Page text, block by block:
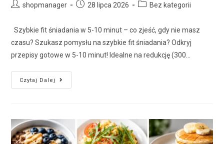
shopmanager 28 lipca 2026 Bez kategorii
Szybkie fit śniadania w 5-10 minut – co zjeść, gdy nie masz
czasu? Szukasz pomysłu na szybkie fit śniadania? Odkryj
przepisy gotowe w 5-10 minut! Idealne na redukcję (300…
Czytaj Dalej